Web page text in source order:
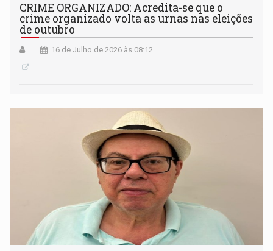
CRIME ORGANIZADO: Acredita-se que o
crime organizado volta as urnas nas eleições
de outubro
16 de Julho de 2026 às 08:12